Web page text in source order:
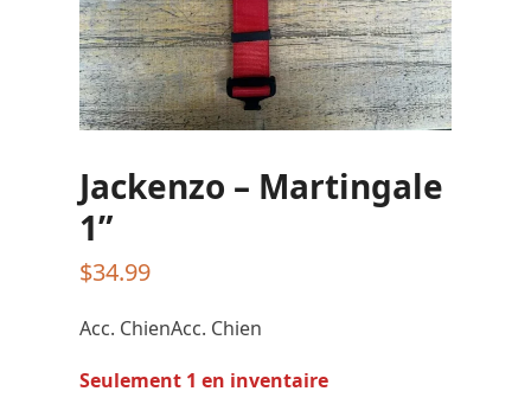
Jackenzo – Martingale
1”
$34.99
Acc. ChienAcc. Chien
Seulement 1 en inventaire